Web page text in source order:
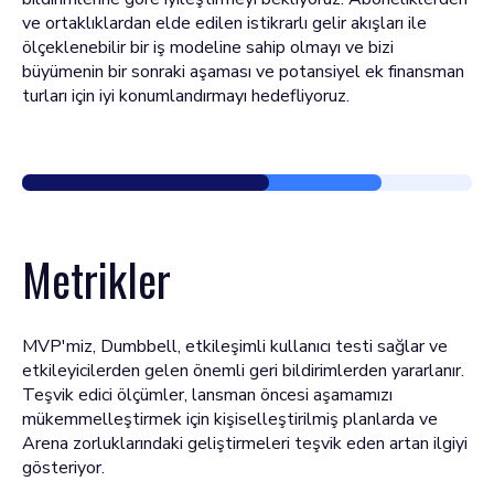
ve ortaklıklardan elde edilen istikrarlı gelir akışları ile
ölçeklenebilir bir iş modeline sahip olmayı ve bizi
büyümenin bir sonraki aşaması ve potansiyel ek finansman
turları için iyi konumlandırmayı hedefliyoruz.
Metrikler
MVP'miz, Dumbbell, etkileşimli kullanıcı testi sağlar ve
etkileyicilerden gelen önemli geri bildirimlerden yararlanır.
Teşvik edici ölçümler, lansman öncesi aşamamızı
mükemmelleştirmek için kişiselleştirilmiş planlarda ve
Arena zorluklarındaki geliştirmeleri teşvik eden artan ilgiyi
gösteriyor.